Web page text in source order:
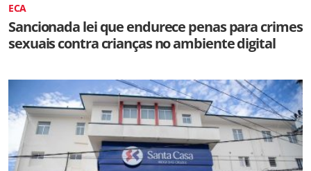
ECA
Sancionada lei que endurece penas para crimes
sexuais contra crianças no ambiente digital